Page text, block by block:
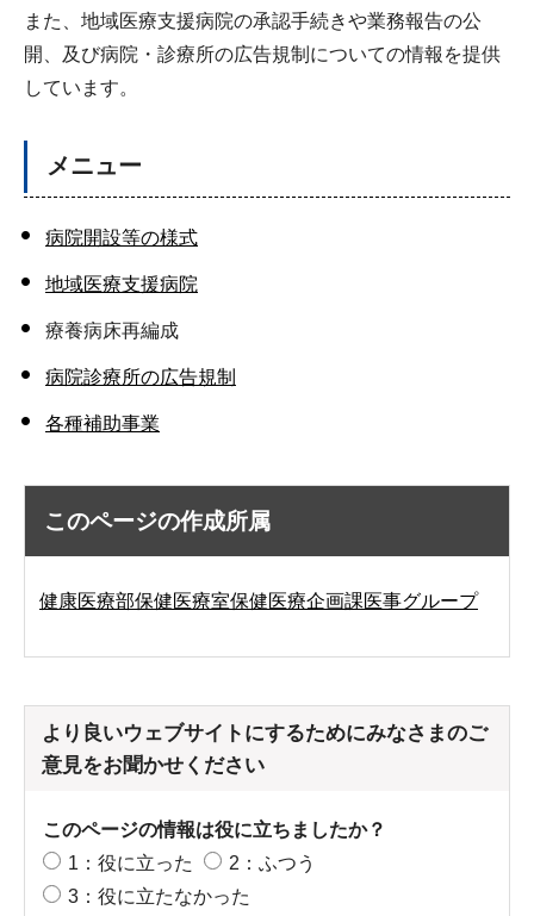
また、地域医療支援病院の承認手続きや業務報告の公
開、及び病院・診療所の広告規制についての情報を提供
しています。
メニュー
病院開設等の様式
地域医療支援病院
療養病床再編成
病院診療所の広告規制
各種補助事業
このページの作成所属
健康医療部保健医療室保健医療企画課医事グループ
より良いウェブサイトにするためにみなさまのご
意見をお聞かせください
このページの情報は役に立ちましたか？
1：役に立った
2：ふつう
3：役に立たなかった